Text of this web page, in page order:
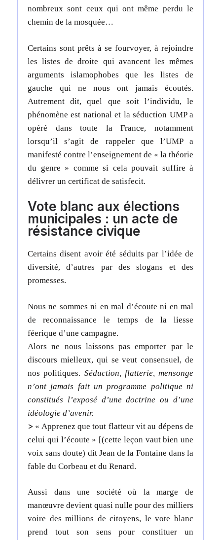
nombreux sont ceux qui ont même perdu le
chemin de la mosquée…
Certains sont prêts à se fourvoyer, à rejoindre
les listes de droite qui avancent les mêmes
arguments islamophobes que les listes de
gauche qui ne nous ont jamais écoutés.
Autrement dit, quel que soit l’individu, le
phénomène est national et la séduction UMP a
opéré dans toute la France, notamment
lorsqu’il s’agit de rappeler que l’UMP a
manifesté contre l’enseignement de « la théorie
du genre » comme si cela pouvait suffire à
délivrer un certificat de satisfecit.
Vote blanc aux élections
municipales : un acte de
résistance civique
Certains disent avoir été séduits par l’idée de
diversité, d’autres par des slogans et des
promesses.
Nous ne sommes ni en mal d’écoute ni en mal
de reconnaissance le temps de la liesse
féerique d’une campagne.
Alors ne nous laissons pas emporter par le
discours mielleux, qui se veut consensuel, de
nos politiques. Séduction, flatterie, mensonge
n’ont jamais fait un programme politique ni
constitués l’exposé d’une doctrine ou d’une
idéologie d’avenir.
> « Apprenez que tout flatteur vit au dépens de
celui qui l’écoute » [(cette leçon vaut bien une
voix sans doute) dit Jean de la Fontaine dans la
fable du Corbeau et du Renard.
Aussi dans une société où la marge de
manœuvre devient quasi nulle pour des milliers
voire des millions de citoyens, le vote blanc
prend tout son sens pour constituer un